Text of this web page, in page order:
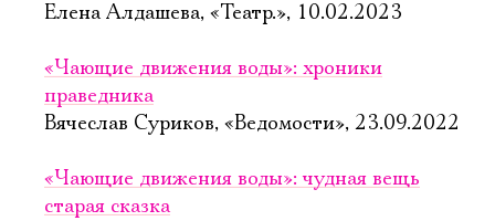
Елена Алдашева, «Театр.», 10.02.2023
«Чающие движения воды»: хроники
праведника
Вячеслав Суриков, «Ведомости», 23.09.2022
«Чающие движения воды»: чудная вещь
старая сказка